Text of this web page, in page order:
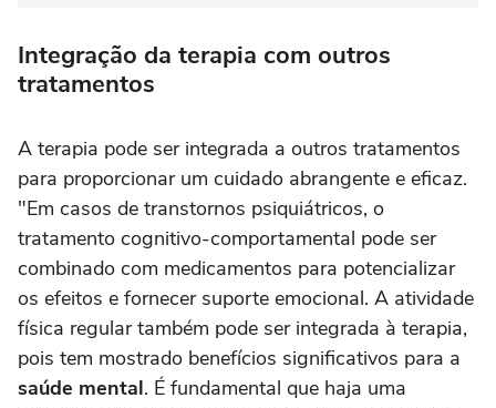
Integração da terapia com outros
tratamentos
A terapia pode ser integrada a outros tratamentos
para proporcionar um cuidado abrangente e eficaz.
"Em casos de transtornos psiquiátricos, o
tratamento cognitivo-comportamental pode ser
combinado com medicamentos para potencializar
os efeitos e fornecer suporte emocional. A atividade
física regular também pode ser integrada à terapia,
pois tem mostrado benefícios significativos para a
saúde mental. É fundamental que haja uma